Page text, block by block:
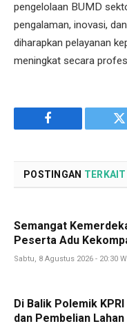
pengelolaan BUMD
pengalaman, inovasi,
diharapkan pelayanan
meningkat secara
Facebook
POSTINGAN TERKAIT
Semangat
Peserta Adu
Sabtu, 8 Agustus 2026 - 20:30
Di Balik Polemik
dan Pembelian